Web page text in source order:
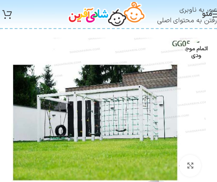
عبور به ناوبری
رفتن به محتوای اصلی
منو
اتمام موج
ودی
بزرگنمایی تصویر